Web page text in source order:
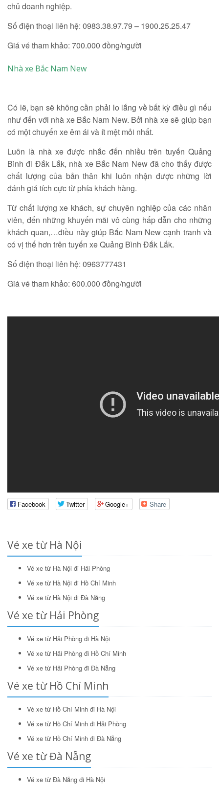
chủ doanh nghiệp.
Số điện thoại liên hệ: 0983.38.97.79 – 1900.25.25.47
Giá vé tham khảo: 700.000 đồng/người
Nhà xe Bắc Nam New
Có lẽ, bạn sẽ không cần phải lo lắng về bất kỳ điều gì nếu
như đến với nhà xe Bắc Nam New. Bởi nhà xe sẽ giúp bạn
có một chuyến xe êm ái và ít mệt mỏi nhất.
Luôn là nhà xe được nhắc đến nhiều trên tuyến Quảng
Bình đi Đắk Lắk, nhà xe Bắc Nam New đã cho thấy được
chất lượng của bản thân khi luôn nhận được những lời
đánh giá tích cực từ phía khách hàng.
Từ chất lượng xe khách, sự chuyên nghiệp của các nhân
viên, đến những khuyến mãi vô cùng hấp dẫn cho những
khách quan,…điều này giúp Bắc Nam New cạnh tranh và
có vị thế hơn trên tuyến xe Quảng Bình Đắk Lắk.
Số điện thoại liên hệ: 0963777431
Giá vé tham khảo: 600.000 đồng/người
Facebook Twitter Google+ Share
Vé xe từ Hà Nội
Vé xe từ Hà Nội đi Hải Phòng
Vé xe từ Hà Nội đi Hồ Chí Minh
Vé xe từ Hà Nội đi Đà Nẵng
Vé xe từ Hải Phòng
Vé xe từ Hải Phòng đi Hà Nội
Vé xe từ Hải Phòng đi Hồ Chí Minh
Vé xe từ Hải Phòng đi Đà Nẵng
Vé xe từ Hồ Chí Minh
Vé xe từ Hồ Chí Minh đi Hà Nội
Vé xe từ Hồ Chí Minh đi Hải Phòng
Vé xe từ Hồ Chí Minh đi Đà Nẵng
Vé xe từ Đà Nẵng
Vé xe từ Đà Nẵng đi Hà Nội